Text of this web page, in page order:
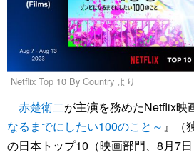
Netflix Top 10 By Country より
赤楚衛二が主演を務めたNetflix映
なるまでにしたい100のこと～ 』（
の日本トップ10（映画部門、8月7